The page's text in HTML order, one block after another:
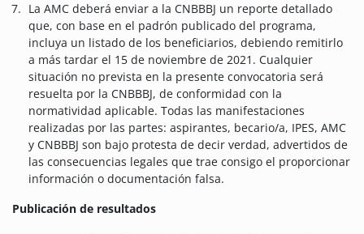
La AMC deberá enviar a la CNBBBJ un reporte detallado
que, con base en el padrón publicado del programa,
incluya un listado de los beneficiarios, debiendo remitirlo
a más tardar el 15 de noviembre de 2021. Cualquier
situación no prevista en la presente convocatoria será
resuelta por la CNBBBJ, de conformidad con la
normatividad aplicable. Todas las manifestaciones
realizadas por las partes: aspirantes, becario/a, IPES, AMC
y CNBBBJ son bajo protesta de decir verdad, advertidos de
las consecuencias legales que trae consigo el proporcionar
información o documentación falsa.
Publicación de resultados